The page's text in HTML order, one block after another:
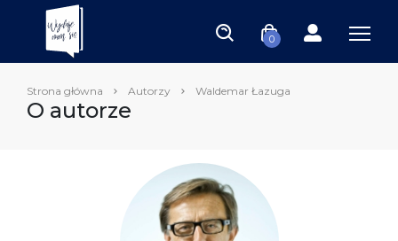
0
Strona główna Autorzy Waldemar Łazuga
O autorze